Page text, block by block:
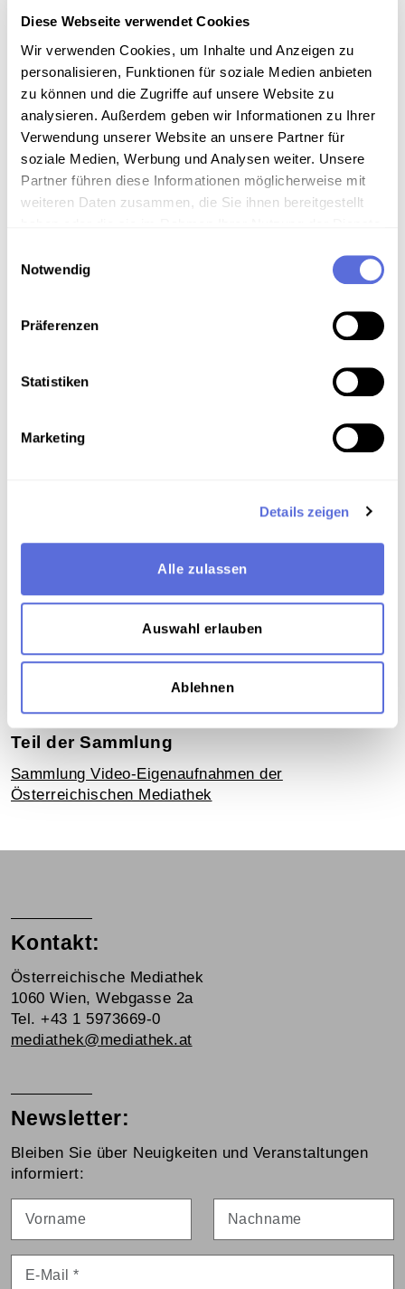
Diese Webseite verwendet Cookies
Wir verwenden Cookies, um Inhalte und Anzeigen zu
personalisieren, Funktionen für soziale Medien anbieten
zu können und die Zugriffe auf unsere Website zu
analysieren. Außerdem geben wir Informationen zu Ihrer
Verwendung unserer Website an unsere Partner für
soziale Medien, Werbung und Analysen weiter. Unsere
Partner führen diese Informationen möglicherweise mit
weiteren Daten zusammen, die Sie ihnen bereitgestellt
Notwendig
Präferenzen
Statistiken
Marketing
Details zeigen
Alle zulassen
Auswahl erlauben
Ablehnen
Information
Sammlungsgeschichte
Sammlung Video-Eigenaufnahmen der
Österreichischen Mediathek
Art der Aufnahme
Technische Anmerkungen
Verortung in der digitalen Sammlung
Schlagworte
Wirtschaft,Handwerk und Gewerbe
Soziales,Dokumentation,Konsum,Alltag,
Eigenaufnahme der Österreichischen Mediathek
Teil der Sammlung
Sammlung Video-Eigenaufnahmen der
Österreichischen Mediathek
Kontakt:
Österreichische Mediathek
1060 Wien, Webgasse 2a
Tel. +43 1 5973669-0
mediathek@mediathek.at
Newsletter:
Bleiben Sie über Neuigkeiten und Veranstaltungen
informiert: